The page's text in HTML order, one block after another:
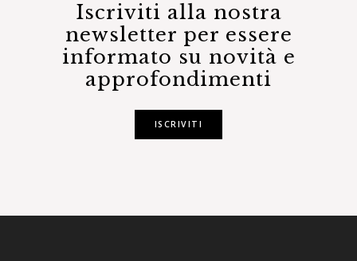
Iscriviti alla nostra
newsletter per essere
informato su novità e
approfondimenti
ISCRIVITI